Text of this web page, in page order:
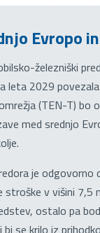
Evropo
železniški
leta 2029
(TEN-T) bo
med srednjo
je odgovorno
v višini 7,5
ostalo pa
bi se krilo iz